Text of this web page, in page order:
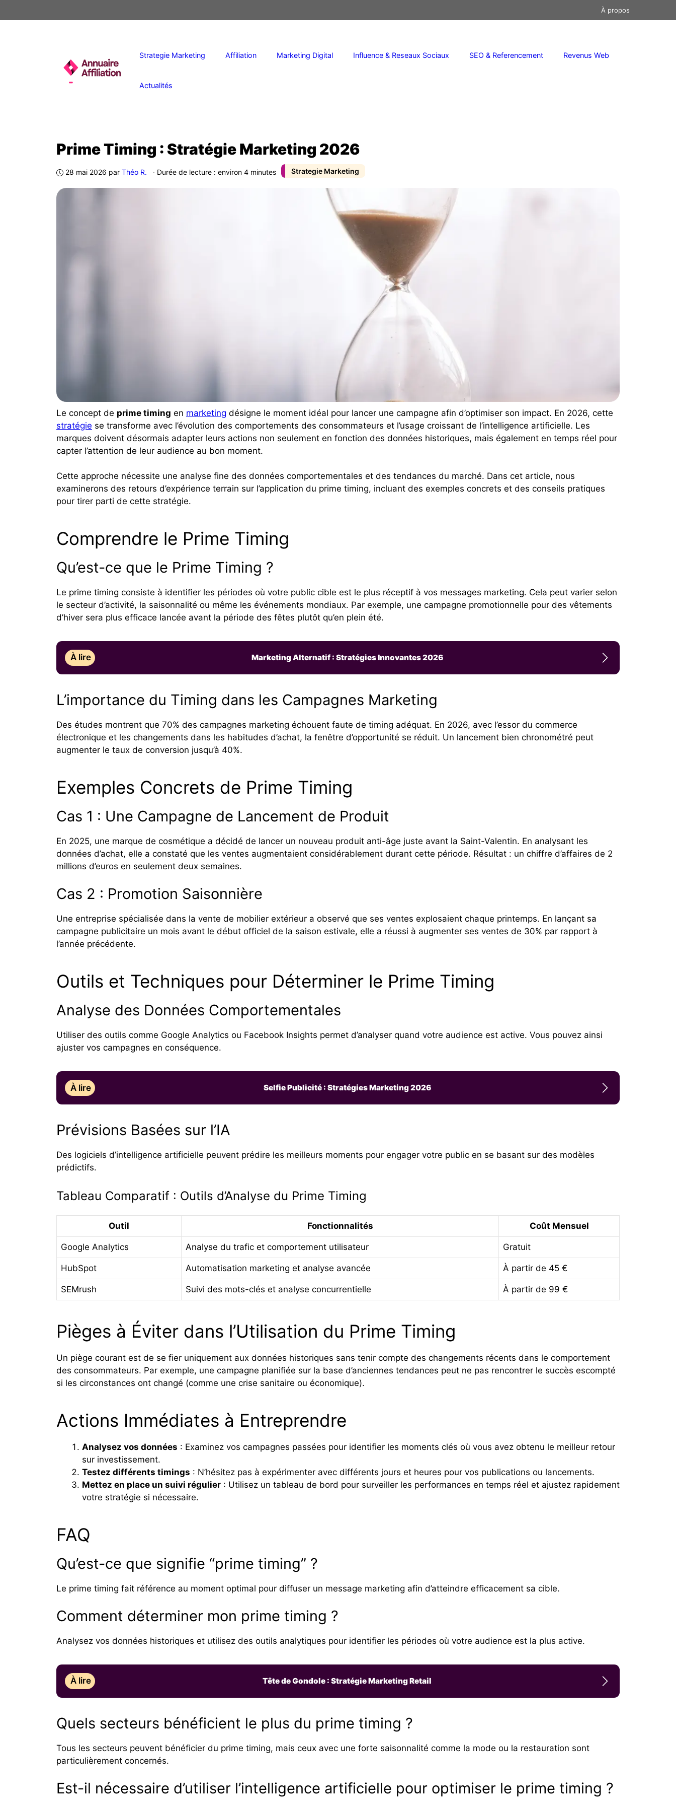
au
À propos
Strategie Marketing Affiliation Marketing Digital Influence & Reseaux Sociaux SEO & Referencement Revenus Web
Actualités
Strategie Marketing
Prime Timing : Stratégie Marketing 2026
28 mai 2026 par Théo R. · Durée de lecture : environ 4 minutes
Le concept de prime timing en marketing désigne le moment idéal pour lancer une campagne afin d’optimiser son impact. En 2026, cette
stratégie se transforme avec l’évolution des comportements des consommateurs et l’usage croissant de l’intelligence artificielle. Les
marques doivent désormais adapter leurs actions non seulement en fonction des données historiques, mais également en temps réel pour
capter l’attention de leur audience au bon moment.
Cette approche nécessite une analyse fine des données comportementales et des tendances du marché. Dans cet article, nous
examinerons des retours d’expérience terrain sur l’application du prime timing, incluant des exemples concrets et des conseils pratiques
pour tirer parti de cette stratégie.
Comprendre le Prime Timing
Qu’est-ce que le Prime Timing ?
Le prime timing consiste à identifier les périodes où votre public cible est le plus réceptif à vos messages marketing. Cela peut varier selon
le secteur d’activité, la saisonnalité ou même les événements mondiaux. Par exemple, une campagne promotionnelle pour des vêtements
d’hiver sera plus efficace lancée avant la période des fêtes plutôt qu’en plein été.
À lire Marketing Alternatif : Stratégies Innovantes 2026
L’importance du Timing dans les Campagnes Marketing
Des études montrent que 70% des campagnes marketing échouent faute de timing adéquat. En 2026, avec l’essor du commerce
électronique et les changements dans les habitudes d’achat, la fenêtre d’opportunité se réduit. Un lancement bien chronométré peut
augmenter le taux de conversion jusqu’à 40%.
Exemples Concrets de Prime Timing
Cas 1 : Une Campagne de Lancement de Produit
En 2025, une marque de cosmétique a décidé de lancer un nouveau produit anti-âge juste avant la Saint-Valentin. En analysant les
données d’achat, elle a constaté que les ventes augmentaient considérablement durant cette période. Résultat : un chiffre d’affaires de 2
millions d’euros en seulement deux semaines.
Cas 2 : Promotion Saisonnière
Une entreprise spécialisée dans la vente de mobilier extérieur a observé que ses ventes explosaient chaque printemps. En lançant sa
campagne publicitaire un mois avant le début officiel de la saison estivale, elle a réussi à augmenter ses ventes de 30% par rapport à
l’année précédente.
Outils et Techniques pour Déterminer le Prime Timing
Analyse des Données Comportementales
Utiliser des outils comme Google Analytics ou Facebook Insights permet d’analyser quand votre audience est active. Vous pouvez ainsi
ajuster vos campagnes en conséquence.
À lire Selfie Publicité : Stratégies Marketing 2026
Prévisions Basées sur l’IA
Des logiciels d’intelligence artificielle peuvent prédire les meilleurs moments pour engager votre public en se basant sur des modèles
prédictifs.
Tableau Comparatif : Outils d’Analyse du Prime Timing
Outil Fonctionnalités Coût Mensuel
Google Analytics Analyse du trafic et comportement utilisateur Gratuit
HubSpot Automatisation marketing et analyse avancée À partir de 45 €
SEMrush Suivi des mots-clés et analyse concurrentielle À partir de 99 €
Pièges à Éviter dans l’Utilisation du Prime Timing
Un piège courant est de se fier uniquement aux données historiques sans tenir compte des changements récents dans le comportement
des consommateurs. Par exemple, une campagne planifiée sur la base d’anciennes tendances peut ne pas rencontrer le succès escompté
si les circonstances ont changé (comme une crise sanitaire ou économique).
Actions Immédiates à Entreprendre
Analysez vos données : Examinez vos campagnes passées pour identifier les moments clés où vous avez obtenu le meilleur retour
sur investissement.
Testez différents timings : N’hésitez pas à expérimenter avec différents jours et heures pour vos publications ou lancements.
Mettez en place un suivi régulier : Utilisez un tableau de bord pour surveiller les performances en temps réel et ajustez rapidement
votre stratégie si nécessaire.
FAQ
Qu’est-ce que signifie “prime timing” ?
Le prime timing fait référence au moment optimal pour diffuser un message marketing afin d’atteindre efficacement sa cible.
Comment déterminer mon prime timing ?
Analysez vos données historiques et utilisez des outils analytiques pour identifier les périodes où votre audience est la plus active.
À lire Tête de Gondole : Stratégie Marketing Retail
Quels secteurs bénéficient le plus du prime timing ?
Tous les secteurs peuvent bénéficier du prime timing, mais ceux avec une forte saisonnalité comme la mode ou la restauration sont
particulièrement concernés.
Est-il nécessaire d’utiliser l’intelligence artificielle pour optimiser le prime timing ?